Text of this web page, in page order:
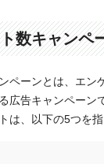
数キャンペ
ペーンとは、エン
広告キャンペーン
は、以下の5つを指